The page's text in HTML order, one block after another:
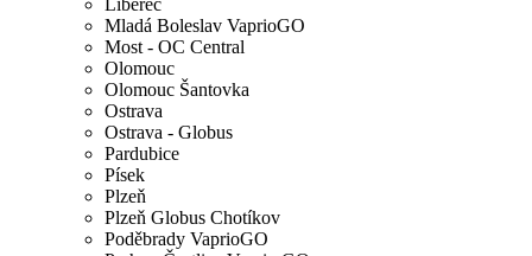
Liberec
Mladá Boleslav VaprioGO
Most - OC Central
Olomouc
Olomouc Šantovka
Ostrava
Ostrava - Globus
Pardubice
Písek
Plzeň
Plzeň Globus Chotíkov
Poděbrady VaprioGO